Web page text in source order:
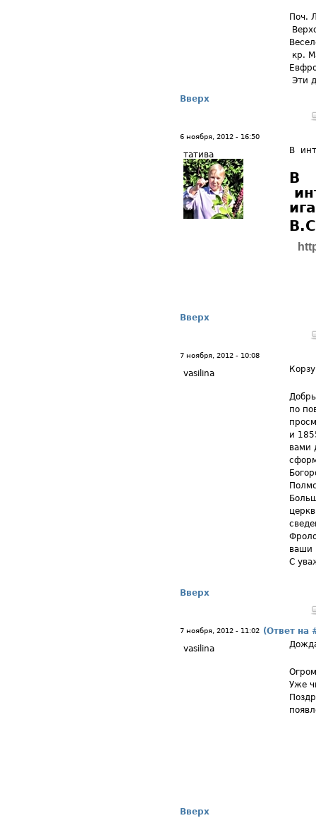
Поч.
кр.
Эти
Вверх
6 ноября, 2012 - 16:50
татива В
В
Вверх
7 ноября, 2012 - 10:08
vasilina
по
и
вами
ваши
С
Вверх
7 ноября, 2012 - 11:02 (Ответ на
vasilina
Уже
Вверх